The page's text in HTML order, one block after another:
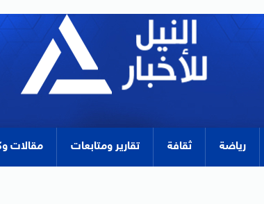
رياضة ثقافة تقارير ومتابعات مقالات